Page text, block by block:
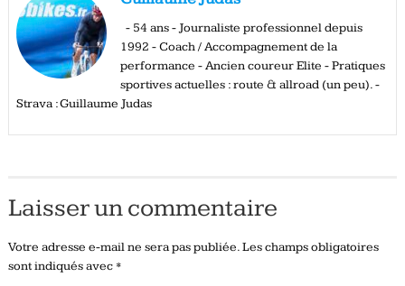
- 54 ans - Journaliste professionnel depuis
1992 - Coach / Accompagnement de la
performance - Ancien coureur Elite - Pratiques
sportives actuelles : route & allroad (un peu). -
Strava : Guillaume Judas
Laisser un commentaire
Votre adresse e-mail ne sera pas publiée.Les champs obligatoires
sont indiqués avec *